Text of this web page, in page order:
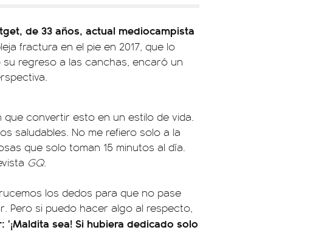
de 33 años, actual mediocampista
fractura en el pie en 2017, que lo
regreso a las canchas, encaró un
convertir esto en un estilo de vida.
saludables. No me refiero solo a la
que solo toman 15 minutos al día.
GQ.
los dedos para que no pase
Pero si puedo hacer algo al respecto,
sea! Si hubiera dedicado solo